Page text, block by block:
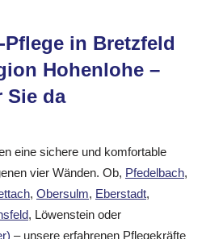
Pflege in Bretzfeld
Hohenlohe –
Sie da
eine sichere und komfortable
vier Wänden. Ob, Pfedelbach,
, Obersulm, Eberstadt,
, Löwenstein oder
– unsere erfahrenen Pflegekräfte